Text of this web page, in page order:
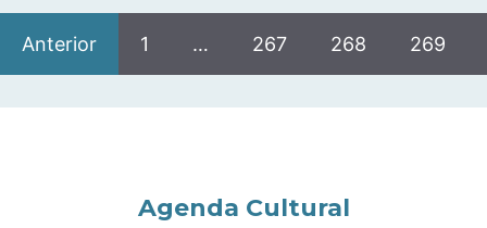
Anterior 1 … 267 268 269
Agenda Cultural